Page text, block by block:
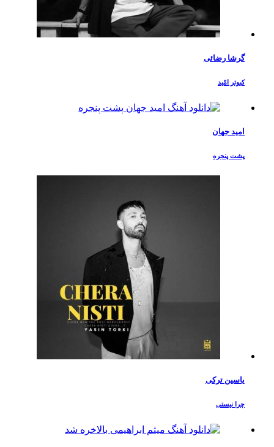
گرشا رضائی
کبوتر امّید
امید جهان
پشت پنجره
یاسین ترکی
چرا نیستی